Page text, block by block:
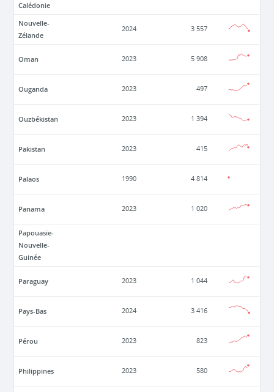
Calédonie
Nouvelle-
Zélande
2024 3 557
Oman 2023 5 908
Ouganda 2023 497
Ouzbékistan 2023 1 394
Pakistan 2023 415
Palaos 1990 4 814
Panama 2023 1 020
Papouasie-
Nouvelle-
Guinée
Paraguay 2023 1 044
Pays-Bas 2024 3 416
Pérou 2023 823
Philippines 2023 580